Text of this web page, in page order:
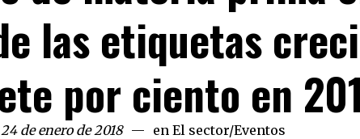
las etiquetas
por ciento en
de enero de 2018 en El sector/Eventos